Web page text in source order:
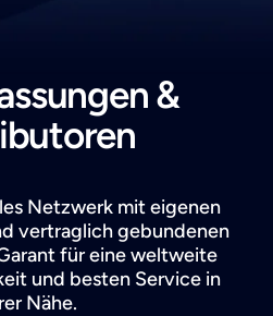
&
Netzwerk mit eigenen
vertraglich gebundenen
für eine weltweite
und besten Service in
Nähe.